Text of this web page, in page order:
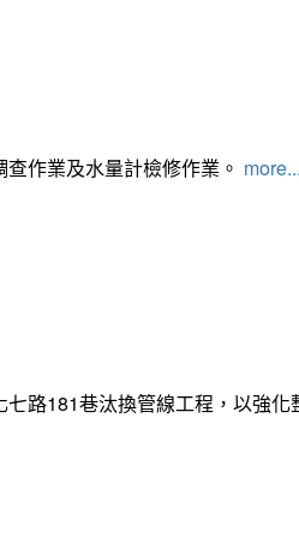
作業及水量計檢修作業。 more...
路181巷汰換管線工程，以強